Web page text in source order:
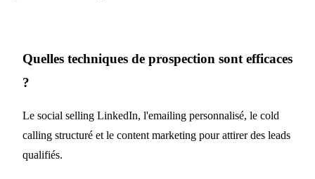
Quelles techniques de prospection sont efficaces
?
Le social selling LinkedIn, l'emailing personnalisé, le cold
calling structuré et le content marketing pour attirer des leads
qualifiés.